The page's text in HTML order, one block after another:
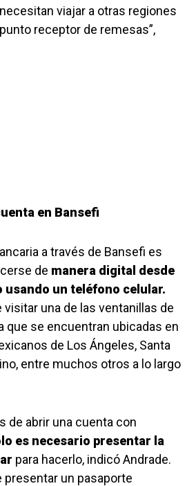
viajar a otras regiones
receptor de remesas”,
en Bansefi
a través de Bansefi es
de manera digital desde
usando un teléfono celular.
una de las ventanillas de
que se encuentran ubicadas en
de Los Ángeles, Santa
entre muchos otros a lo largo
de abrir una cuenta con
es necesario presentar la
para hacerlo, indicó Andrade.
presentar un pasaporte